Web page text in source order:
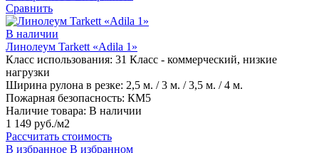
Сравнить
В наличии
Линолеум Tarkett «Adila 1»
Класс использования: 31 Класс - коммерческий, низкие
нагрузки
Ширина рулона в резке: 2,5 м. / 3 м. / 3,5 м. / 4 м.
Пожарная безопасность: КМ5
Наличие товара: В наличии
1 149 руб./м2
Рассчитать стоимость
В избранное В избранном